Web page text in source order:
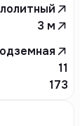
3 м
11
173